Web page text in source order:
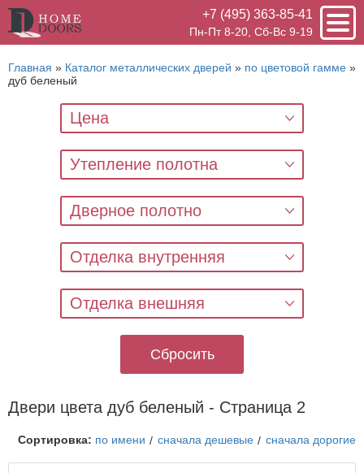
+7 (495) 363-85-41
Пн-Пт 8-20, Сб-Вс 9-19
Главная » Каталог металлических дверей » по цветовой гамме »
дуб беленый
Цена
Утепление полотна
Дверное полотно
Отделка внутренняя
Отделка внешняя
Сбросить
Двери цвета дуб беленый - Страница 2
Сортировка: по имени сначала дешевые сначала дорогие